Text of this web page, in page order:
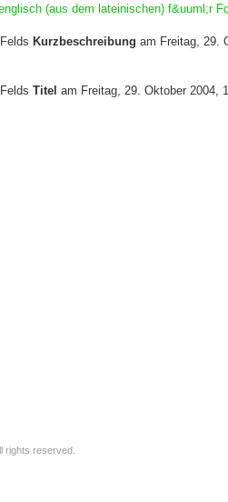
(aus dem lateinischen) f&uuml;r
Kurzbeschreibung am Freitag, 29.
Titel am Freitag, 29. Oktober 2004,
rights reserved.